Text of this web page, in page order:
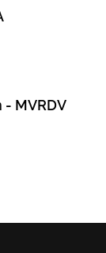
MVRDV